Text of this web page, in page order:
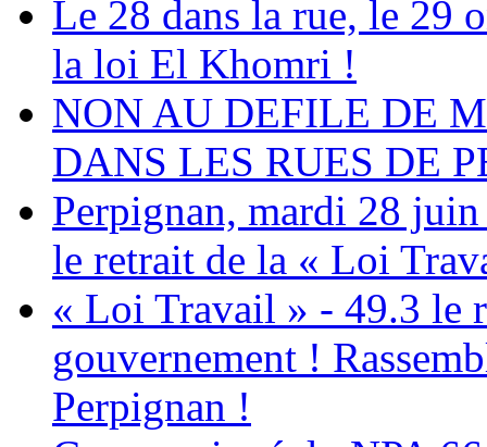
Le 28 dans la rue, le 29
la loi El Khomri !
NON AU DEFILE DE
DANS LES RUES DE
Perpignan, mardi 28
le retrait de la « Loi
« Loi Travail » - 49.3 le
gouvernement !
Perpignan !